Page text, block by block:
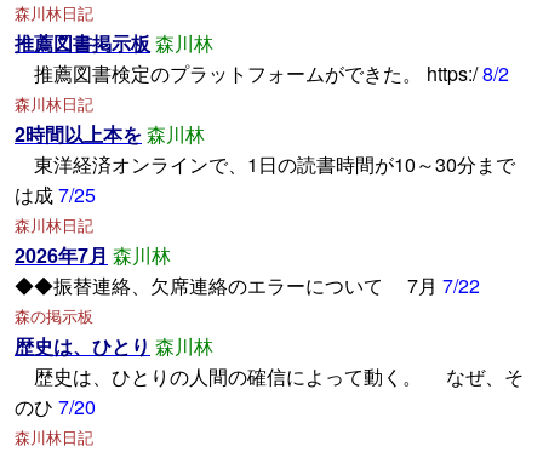
森川林日記
推薦図書掲示板森川林
推薦図書検定のプラットフォームができた。 https:/8/2
森川林日記
2時間以上本を森川林
東洋経済オンラインで、1日の読書時間が10～30分まで
は成7/25
森川林日記
2026年7月 森川林
◆◆振替連絡、欠席連絡のエラーについて 7月 7/22
森の掲示板
歴史は、ひとり 森川林
歴史は、ひとりの人間の確信によって動く。 なぜ、そ
のひ 7/20
森川林日記